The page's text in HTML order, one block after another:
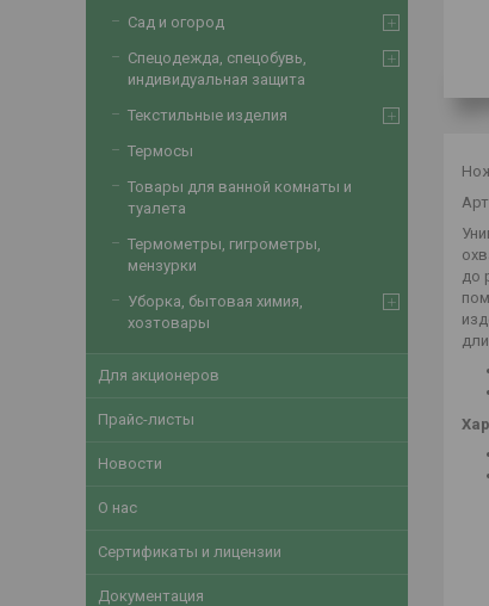
до
Сад и огород
Спецодежда, спецобувь,
индивидуальная защита
Текстильные изделия
Термосы
Товары для ванной комнаты и
туалета
Термометры, гигрометры,
мензурки
Уборка, бытовая химия,
хозтовары
Для акционеров
Прайс-листы
Новости
О нас
Сертификаты и лицензии
Документация